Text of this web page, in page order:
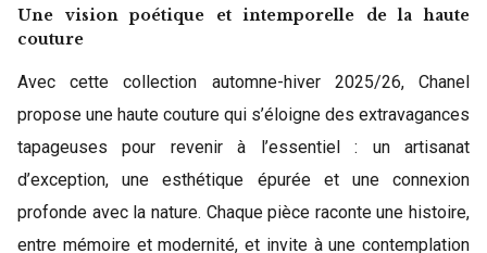
Une vision poétique et intemporelle de la haute
couture
Avec cette collection automne-hiver 2025/26, Chanel
propose une haute couture qui s’éloigne des extravagances
tapageuses pour revenir à l’essentiel : un artisanat
d’exception, une esthétique épurée et une connexion
profonde avec la nature. Chaque pièce raconte une histoire,
entre mémoire et modernité, et invite à une contemplation